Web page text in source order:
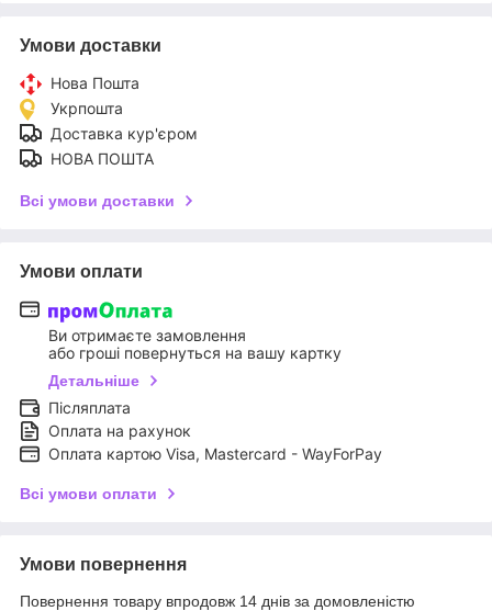
Умови доставки
Нова Пошта
Укрпошта
Доставка кур'єром
НОВА ПОШТА
Всі умови доставки
Умови оплати
Ви отримаєте замовлення
або гроші повернуться на вашу картку
Детальніше
Післяплата
Оплата на рахунок
Оплата картою Visa, Mastercard - WayForPay
Всі умови оплати
Умови повернення
Повернення товару впродовж 14 днів за домовленістю